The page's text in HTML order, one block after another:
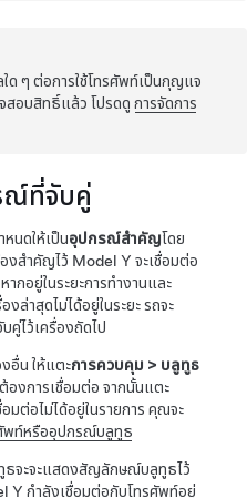
ด ๆ ต่อการใช้โทรศัพท์เป็นกุญแจ
สอบสิทธิ์แล้ว โปรดดูการจัดการ
ณ์ที่จับคู่
นดให้เป็นอุปกรณ์สำคัญโดย
งสำคัญไว้ Model Y จะเชื่อมต่อ
กอยู่ในระยะการทำงานและ
ล่าสุดไม่ได้อยู่ในระยะ รถจะ
คู่ไว้เครื่องถัดไป
อื่น ให้แตะการควบคุม > บลูทูธ
งการเชื่อมต่อ จากนั้นแตะ
ต่อไม่ได้อยู่ในรายการ คุณจะ
พท์หรืออุปกรณ์บลูทูธ
ธจะจะแสดงสัญลักษณ์บลูทูธไว้
Y กำลังเชื่อมต่อกับโทรศัพท์อยู่